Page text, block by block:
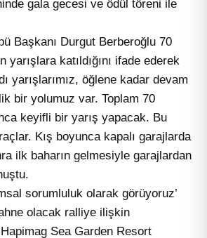
gala gecesi ve ödül töreni ile
Başkanı Durgut Berberoğlu 70
katıldığını ifade ederek
yarışlarımız, öğlene kadar devam
bir yolumuz var. Toplam 70
keyifli bir yarış yapacak. Bu
Kış boyunca kapalı garajlarda
ilk baharın gelmesiyle garajlardan
sorumluluk olarak görüyoruz’
olacak ralliye ilişkin
Sea Garden Resort